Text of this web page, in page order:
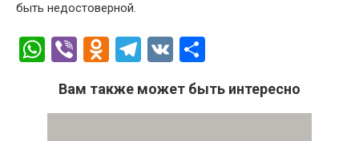
быть недостоверной.
W
at
Vi
er
O
n
T
e
V
п
Вам также может быть интересно